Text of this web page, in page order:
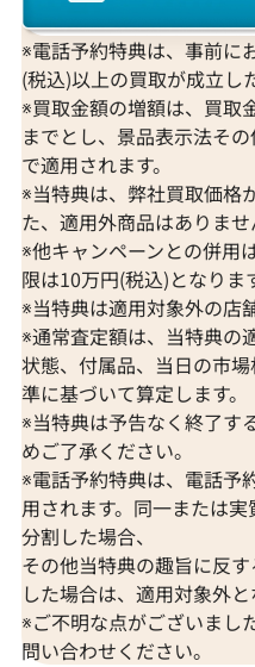
※電話予約特典は、事前に
(税込)以上の買取が成立し
※買取金額の増額は、買取
までとし、景品表示法そ
で適用されます。
※当特典は、弊社買取価格
た、適用外商品はありませ
※他キャンペーンとの併用
限は10万円(税込)となりま
※当特典は適用対象外の店
※通常査定額は、当特典の
状態、付属品、当日の市
準に基づいて算定します。
※当特典は予告なく終了す
めご了承ください。
※電話予約特典は、電話予
用されます。同一または
分割した場合、
その他当特典の趣旨に反
した場合は、適用対象外と
※ご不明な点がございまし
問い合わせください。